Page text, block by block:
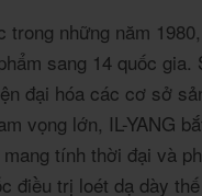
những năm
sang 14 quốc
đại hóa các cơ sở
vọng lớn, IL-YANG
tính thời đại và
điều trị loét dạ dày